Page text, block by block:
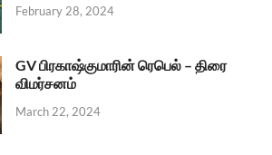
February 28, 2024
GV பிரகாஷ்குமாரின் ரெபெல் – திரை
விமர்சனம்
March 22, 2024